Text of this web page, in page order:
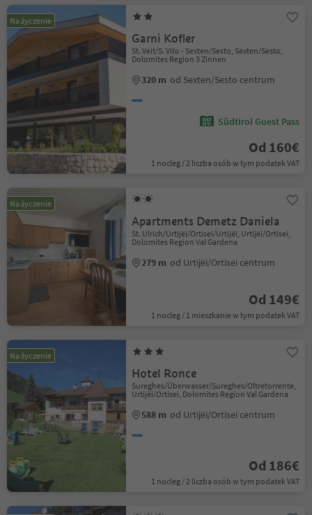
Na życzenie
Garni Kofler
St. Veit/S. Vito - Sexten/Sesto, Sexten/Sesto,
Dolomites Region 3 Zinnen
320 m od Sexten/Sesto centrum
Südtirol Guest Pass
Od 160€
1 nocleg / 2 liczba osób w tym podatek VAT
Na życzenie
Apartments Demetz Daniela
St. Ulrich/Urtijëi/Ortisei/Urtijëi, Urtijëi/Ortisei,
Dolomites Region Val Gardena
279 m od Urtijëi/Ortisei centrum
Od 149€
1 nocleg / 1 mieszkanie w tym podatek VAT
Na życzenie
Hotel Ronce
Sureghes/Überwasser/Sureghes/Oltretorrente,
Urtijëi/Ortisei, Dolomites Region Val Gardena
588 m od Urtijëi/Ortisei centrum
Od 186€
1 nocleg / 2 liczba osób w tym podatek VAT